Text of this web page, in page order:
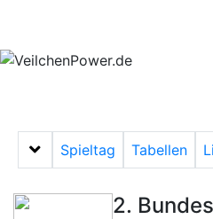
Menü auf-/
Spieltag Tabellen
2.